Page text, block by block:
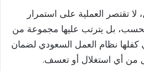
لا تقتصر العملية على استمرار
بل يترتب عليها مجموعة من
كفلها نظام العمل السعودي لضمان
من أي استغلال أو تعسف.